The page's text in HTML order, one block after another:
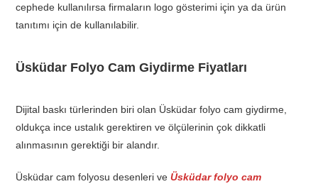
cephede kullanılırsa firmaların logo gösterimi için ya da ürün
tanıtımı için de kullanılabilir.
Üsküdar Folyo Cam Giydirme Fiyatları
Dijital baskı türlerinden biri olan Üsküdar folyo cam giydirme,
oldukça ince ustalık gerektiren ve ölçülerinin çok dikkatli
alınmasının gerektiği bir alandır.
Üsküdar cam folyosu desenleri veÜsküdar folyo cam